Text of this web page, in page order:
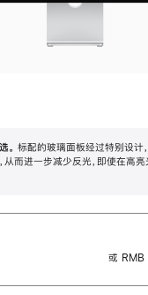
。 标配的玻璃面板经过特别设计
从而进一步减少反光，即使在高
或